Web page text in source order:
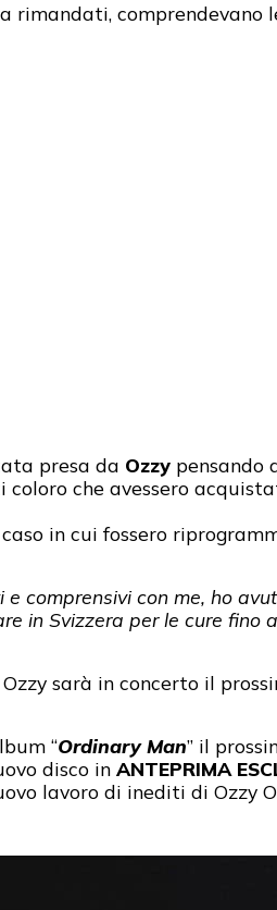
rimandati,
presa da Ozzy pensando
che avessero
in cui fossero
comprensivi con me, ho
in Svizzera per le cure
sarà in concerto il
“Ordinary Man” il
disco in ANTEPRIMA
lavoro di inediti di Ozzy